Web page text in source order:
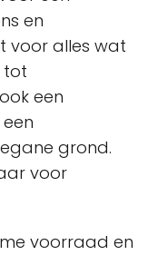
en
voor alles wat
tot
een
grond.
voor
voorraad en